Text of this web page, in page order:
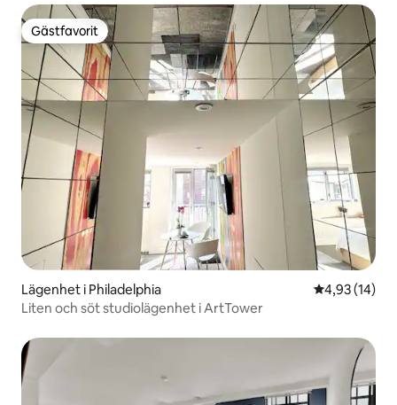
Gästfavorit
Gästfavorit
Lägenhet i Philadelphia 4,93 av 5 i
4,93 (14)
Liten och söt studiolägenhet i ArtTower